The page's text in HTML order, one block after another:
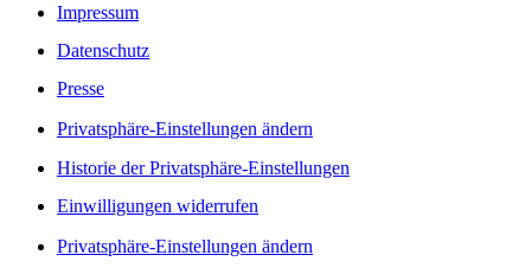
Impressum
Datenschutz
Presse
Privatsphäre-Einstellungen ändern
Historie der Privatsphäre-Einstellungen
Einwilligungen widerrufen
Privatsphäre-Einstellungen ändern